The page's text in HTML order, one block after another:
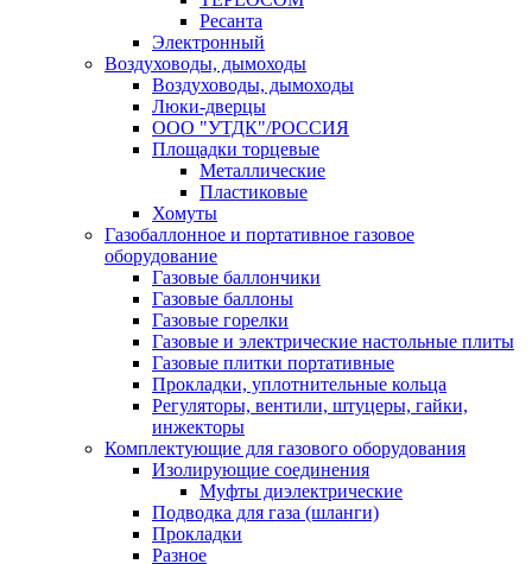
Ресанта
Электронный
Воздуховоды, дымоходы
Воздуховоды, дымоходы
Люки-дверцы
ООО "УТДК"/РОССИЯ
Площадки торцевые
Металлические
Пластиковые
Хомуты
Газобаллонное и портативное газовое
оборудование
Газовые баллончики
Газовые баллоны
Газовые горелки
Газовые и электрические настольные плиты
Газовые плитки портативные
Прокладки, уплотнительные кольца
Регуляторы, вентили, штуцеры, гайки,
инжекторы
Комплектующие для газового оборудования
Изолирующие соединения
Муфты диэлектрические
Подводка для газа (шланги)
Прокладки
Разное